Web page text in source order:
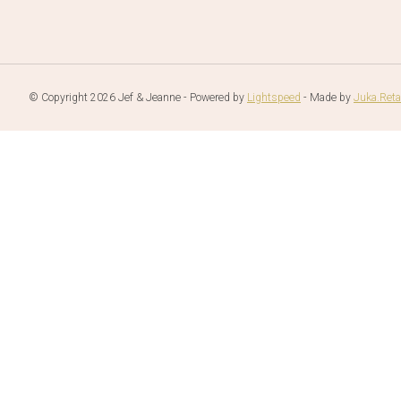
© Copyright 2026 Jef & Jeanne - Powered by Lightspeed - Made by